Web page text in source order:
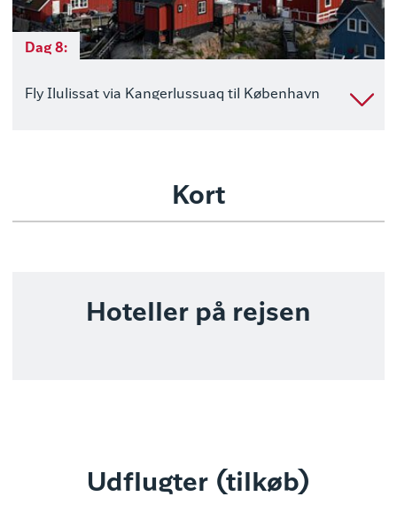
Dag 8:
Fly Ilulissat via Kangerlussuaq til København
Kort
Hoteller på rejsen
Udflugter (tilkøb)